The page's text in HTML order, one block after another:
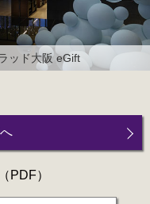
ッド大阪 eGift
（PDF）